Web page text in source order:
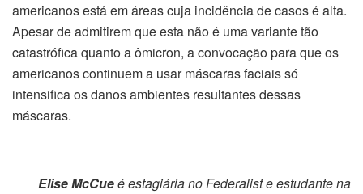
americanos está em áreas cuja incidência de casos é alta.
Apesar de admitirem que esta não é uma variante tão
catastrófica quanto a ômicron, a convocação para que os
americanos continuem a usar máscaras faciais só
intensifica os danos ambientes resultantes dessas
máscaras.
Elise McCueé estagiária no Federalist e estudante na